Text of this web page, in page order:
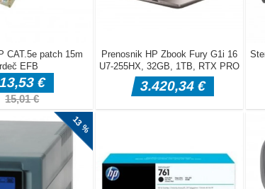
the sequel to the biggest mobile parking simulation game of all
a new era of parking simulation gameplay with super
multi-stage levelsPlease use keyboard arrows to control